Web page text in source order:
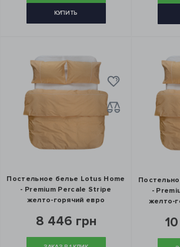
КУПИТЬ
Постельное белье Lotus Home
- Premium Percale Stripe
желто-горячий евро
8 446 грн
-
желто-